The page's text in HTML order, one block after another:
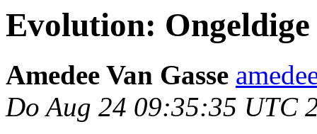
Evolution:
Amedee Van Gasse
Do Aug 24 09:35:35 UTC